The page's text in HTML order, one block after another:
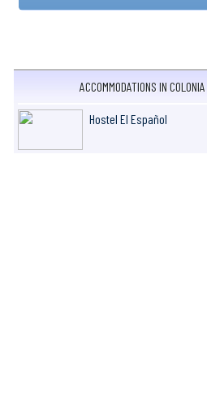
ACCOMMODATIONS IN
Hostel El Español